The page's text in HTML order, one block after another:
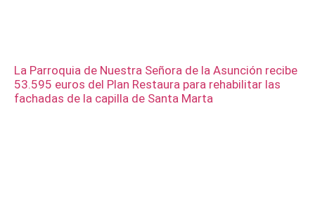
La Parroquia de Nuestra Señora de la Asunción recibe
53.595 euros del Plan Restaura para rehabilitar las
fachadas de la capilla de Santa Marta